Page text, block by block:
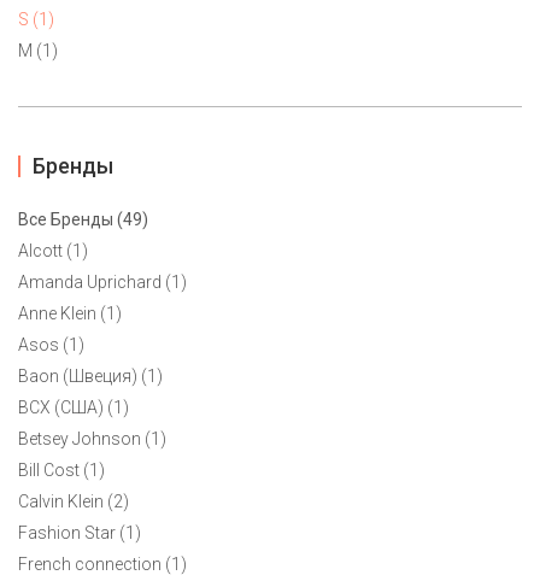
Платье Nine West S
4700 ₽
S (1)
M (1)
Бренды
Все Бренды (49)
Alcott (1)
Amanda Uprichard (1)
Anne Klein (1)
Asos (1)
Baon (Швеция) (1)
BCX (США) (1)
Betsey Johnson (1)
Bill Cost (1)
Calvin Klein (2)
Fashion Star (1)
French connection (1)